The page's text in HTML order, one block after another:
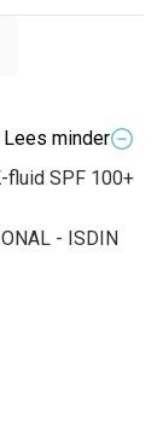
Lees minder
fluid SPF 100+
- ISDIN